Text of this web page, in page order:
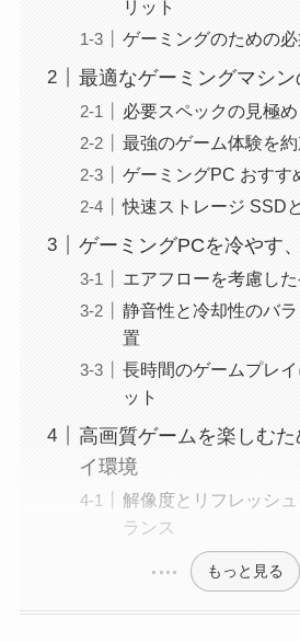
リット
ゲーミングのための
最適なゲーミングマシ
必要スペックの見極
最強のゲーム体験を
ゲーミングPC おすす
快速ストレージ SSD
ゲーミングPCを冷やす
エアフローを考慮し
静音性と冷却性のバ
置
長時間のゲームプレ
ット
高画質ゲームを楽しむ
イ環境
解像度とリフレッシ
ランス
もっと見る